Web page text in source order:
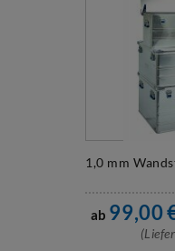
1,0 mm
ab 99,00